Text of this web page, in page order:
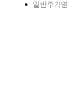
일반주기명